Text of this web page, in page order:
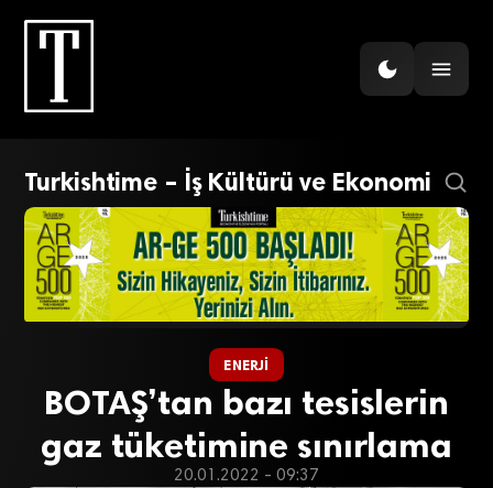
Turkishtime – İş Kültürü ve Ekonomi
ENERJI
BOTAŞ’tan bazı tesislerin
gaz tüketimine sınırlama
20.01.2022 - 09:37